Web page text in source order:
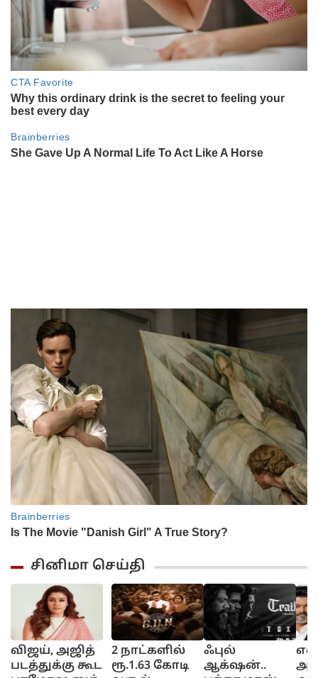
சினிமா செய்தி
விஜய், அஜித்
படத்துக்கு கூட
2 நாட்களில்
ரூ.1.63 கோடி
ஃபுல்
ஆக்‌ஷன்..